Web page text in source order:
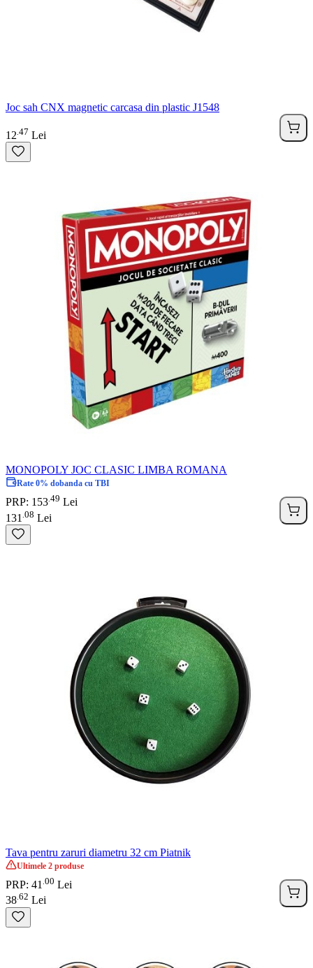
Joc sah CNX magnetic carcasa din plastic J1548
12 47 Lei
MONOPOLY JOC CLASIC LIMBA ROMANA
Rate 0% dobanda cu TBI
PRP: 153 49 Lei
131 08 Lei
Tava pentru zaruri diametru 32 cm Piatnik
Ultimele 2 produse
PRP: 41 00 Lei
38 62 Lei